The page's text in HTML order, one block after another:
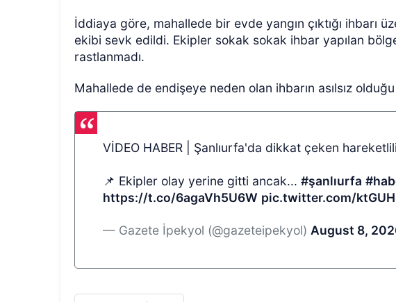
İddiaya göre, mahallede bir evde yangın çıktığı ihbarı
ekibi sevk edildi. Ekipler sokak sokak ihbar yapılan
rastlanmadı.
Mahallede de endişeye neden olan ihbarın asılsız
VİDEO HABER | Şanlıurfa'da dikkat çeken
📌 Ekipler olay yerine gitti ancak...#şanlıurfa
https://t.co/6agaVh5U6W pic.twitter.com/
— Gazete İpekyol (@gazeteipekyol) August 8,